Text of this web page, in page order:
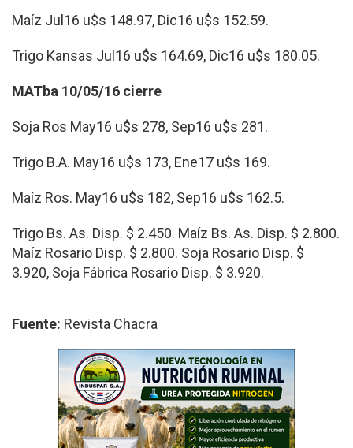
Maíz Jul16 u$s 148.97, Dic16 u$s 152.59.
Trigo Kansas Jul16 u$s 164.69, Dic16 u$s 180.05.
MATba 10/05/16 cierre
Soja Ros May16 u$s 278, Sep16 u$s 281.
Trigo B.A. May16 u$s 173, Ene17 u$s 169.
Maíz Ros. May16 u$s 182, Sep16 u$s 162.5.
Trigo Bs. As. Disp. $ 2.450. Maíz Bs. As. Disp. $ 2.800.
Maíz Rosario Disp. $ 2.800. Soja Rosario Disp. $
3.920, Soja Fábrica Rosario Disp. $ 3.920.
Fuente: Revista Chacra